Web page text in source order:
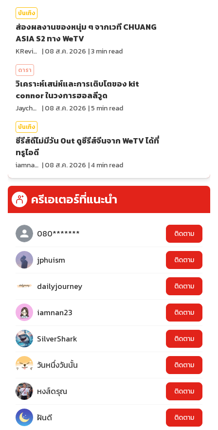
บันเทิง
ส่องผลงานของหนุ่ม ๆ จากเวที CHUANG
ASIA S2 ทาง WeTV
KReview |08 ส.ค. 2026 |3min read
ดารา
วิเคราะห์เสน่ห์และการเติบโตของ kit
connor ในวงการฮอลลีวูด
Jaychou |08 ส.ค. 2026 |5 min read
บันเทิง
ซีรีส์ดีไม่มีวัน Out ดูซีรีส์จีนจาก WeTV ได้ที่
ทรูไอดี
iamnan23 |08 ส.ค. 2026 |4min read
ครีเอเตอร์ที่แนะนำ
080******* ติดตาม
jphuism ติดตาม
dailyjourney ติดตาม
iamnan23 ติดตาม
SilverShark ติดตาม
วันหนึ่งวันนั้น ติดตาม
หงส์ดรุณ ติดตาม
ฝันดี ติดตาม